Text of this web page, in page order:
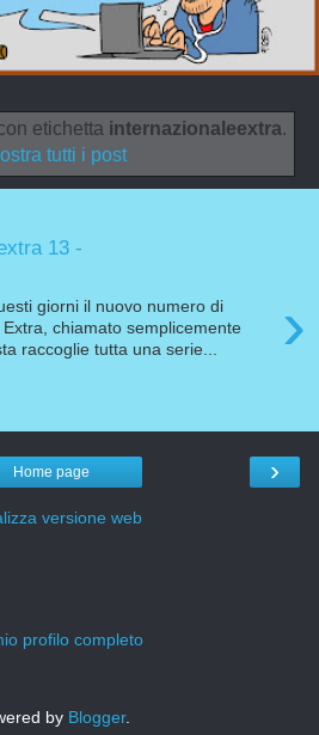
etichetta internazionaleextra.
tutti i post
13 -
›
giorni il nuovo numero di
chiamato semplicemente
raccoglie tutta una serie...
›
Home page
versione web
profilo completo
by Blogger.